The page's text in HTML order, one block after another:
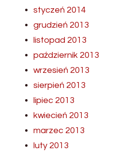
styczeń 2014
grudzień 2013
listopad 2013
październik 2013
wrzesień 2013
sierpień 2013
lipiec 2013
kwiecień 2013
marzec 2013
luty 2013